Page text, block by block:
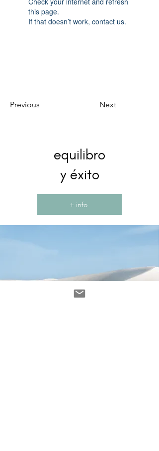
this page.
If that doesn’t work, contact us.
Previous Next
equilibro
y éxito
+ info